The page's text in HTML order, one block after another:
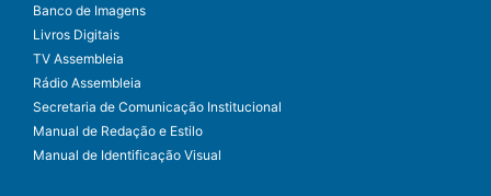
Banco de Imagens
Livros Digitais
TV Assembleia
Rádio Assembleia
Secretaria de Comunicação Institucional
Manual de Redação e Estilo
Manual de Identificação Visual